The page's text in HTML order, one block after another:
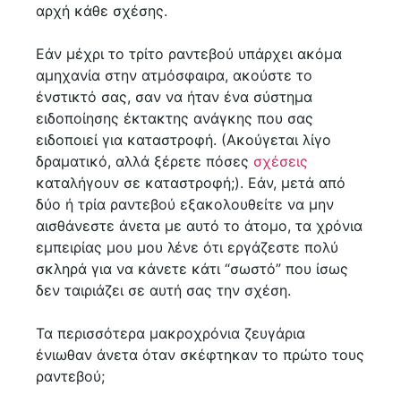
αρχή κάθε σχέσης.
Εάν μέχρι το τρίτο ραντεβού υπάρχει ακόμα
αμηχανία στην ατμόσφαιρα, ακούστε το
ένστικτό σας, σαν να ήταν ένα σύστημα
ειδοποίησης έκτακτης ανάγκης που σας
ειδοποιεί για καταστροφή. (Ακούγεται λίγο
δραματικό, αλλά ξέρετε πόσες σχέσεις
καταλήγουν σε καταστροφή;). Εάν, μετά από
δύο ή τρία ραντεβού εξακολουθείτε να μην
αισθάνεστε άνετα με αυτό το άτομο, τα χρόνια
εμπειρίας μου μου λένε ότι εργάζεστε πολύ
σκληρά για να κάνετε κάτι “σωστό” που ίσως
δεν ταιριάζει σε αυτή σας την σχέση.
Τα περισσότερα μακροχρόνια ζευγάρια
ένιωθαν άνετα όταν σκέφτηκαν το πρώτο τους
ραντεβού;